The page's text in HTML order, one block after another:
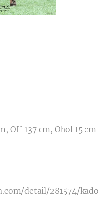
OH 137 cm, Ohol 15 cm
detail/281574/kado